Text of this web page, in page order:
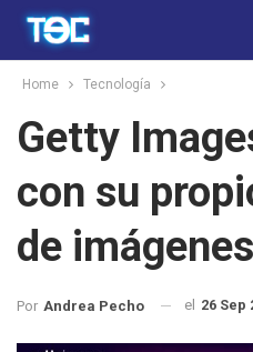
Home Tecnología
Getty
con su
de
Por Andrea Pecho el 26 Sep